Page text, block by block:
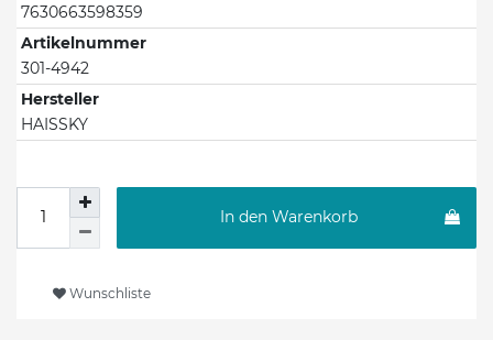
7630663598359
Artikelnummer
301-4942
Hersteller
HAISSKY
In den Warenkorb
Wunschliste